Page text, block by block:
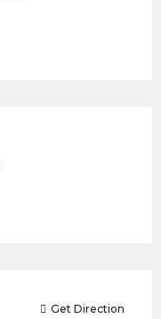
Get Direction